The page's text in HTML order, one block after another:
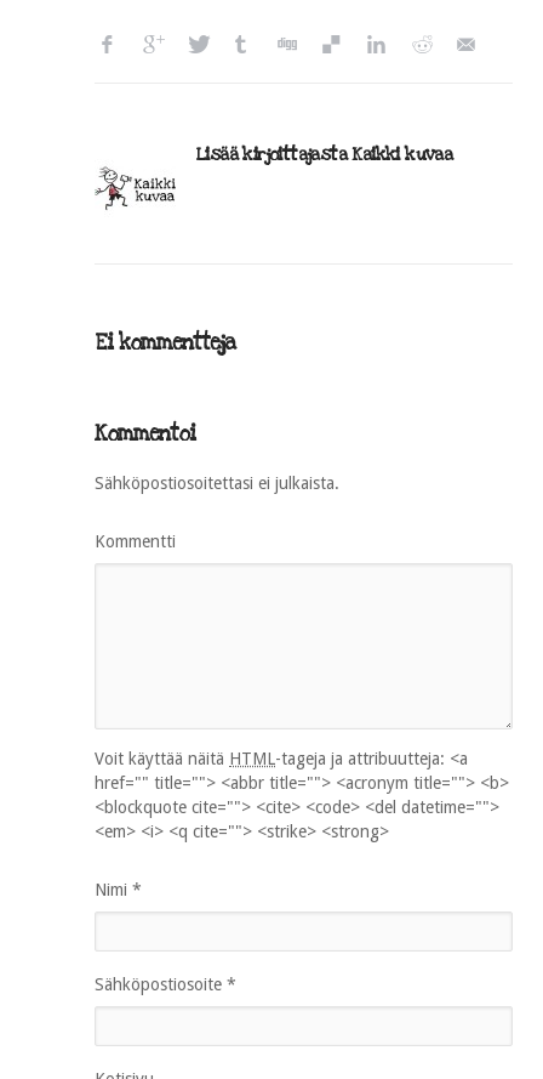
Lisää kirjoittajasta Kaikki kuvaa
Ei kommentteja
Kommentoi
Sähköpostiosoitettasi ei julkaista.
Kommentti
Voit käyttää näitä HTML-tageja ja attribuutteja: <a
href="" title=""> <abbr title=""> <acronym title=""> <b>
<blockquote cite=""> <cite> <code> <del datetime="">
<em> <i> <q cite=""> <strike> <strong>
Nimi *
Sähköpostiosoite *